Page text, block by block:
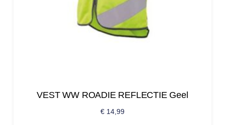
VEST WW ROADIE REFLECTIE Geel
€ 14,99